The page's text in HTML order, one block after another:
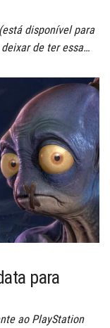
disponível para
de ter essa…
para
ao PlayStation